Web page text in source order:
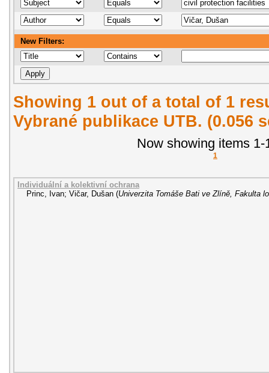
New Filters:
Showing 1 out of a total of 1
Vybrané publikace UTB. (0.056
Now showing items 1-
1
Individuální a kolektivní ochrana
Princ, Ivan; Vičar, Dušan (Univerzita Tomáše Bati ve Zlíně, Fakulta